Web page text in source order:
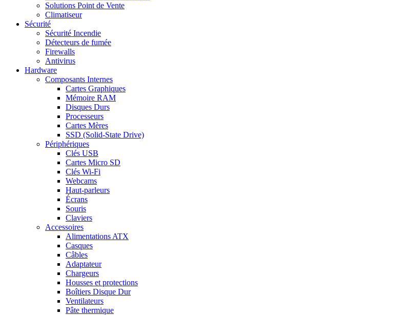
Solutions Point de Vente
Climatiseur
Sécurité
Sécurité Incendie
Détecteurs de fumée
Firewalls
Antivirus
Hardware
Composants Internes
Cartes Graphiques
Mémoire RAM
Disques Durs
Processeurs
Cartes Mères
SSD (Solid-State Drive)
Périphériques
Clés USB
Cartes Micro SD
Clés Wi-Fi
Webcams
Haut-parleurs
Écrans
Souris
Claviers
Accessoires
Alimentations ATX
Casques
Câbles
Adaptateur
Chargeurs
Housses et protections
Boîtiers Disque Dur
Ventilateurs
Pâte thermique